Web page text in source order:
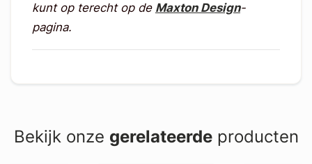
kunt op terecht op de Maxton Design-
pagina.
Bekijk onze gerelateerdeproducten